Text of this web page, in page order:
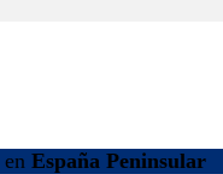
en España Peninsular